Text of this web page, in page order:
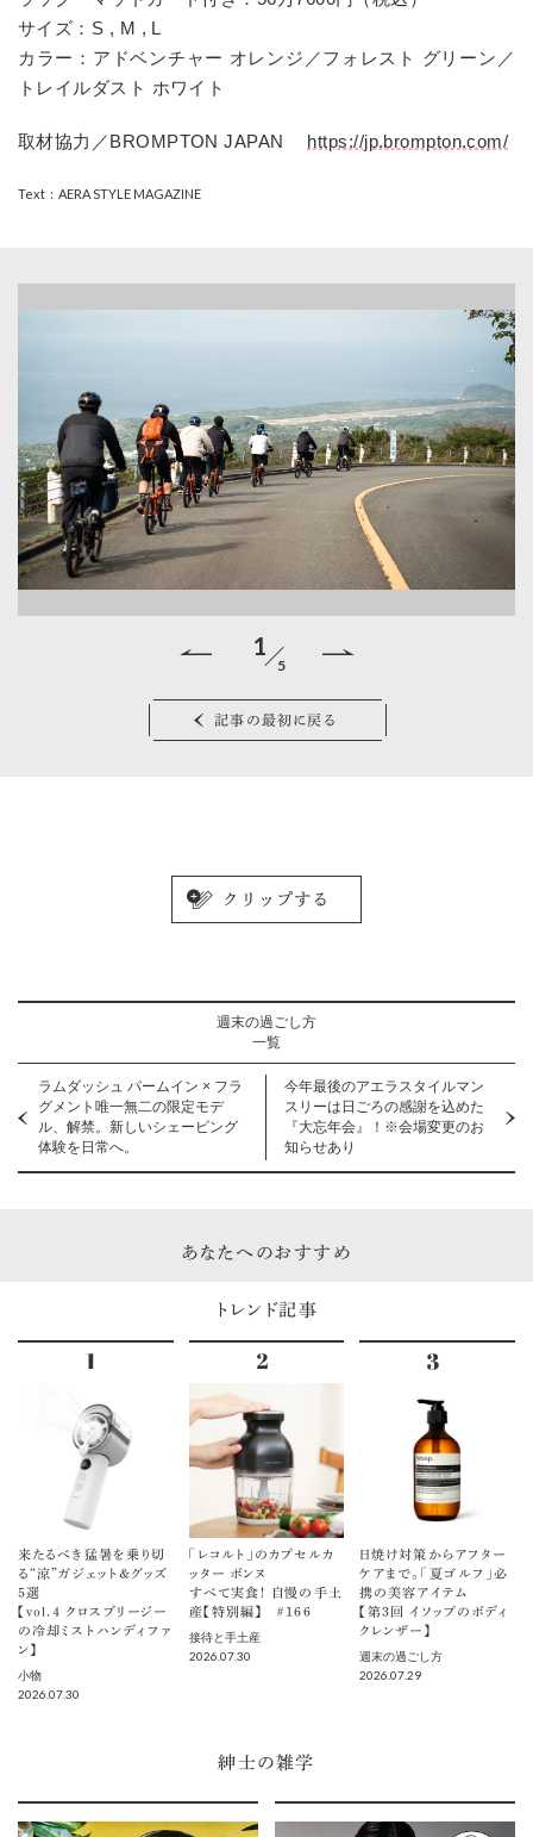
サイズ： S , M , L
カラー：アドベンチャー オレンジ／フォレスト グリーン／
トレイルダスト ホワイト
取材協力／BROMPTON JAPAN https://jp.brompton.com/
Text：AERA STYLE MAGAZINE
記事の最初に戻る
1
5
週末の過ごし方
一覧
ラムダッシュ パームイン × フラ
グメント唯一無二の限定モデ
ル、解禁。新しいシェービング
体験を日常へ。
今年最後のアエラスタイルマン
スリーは日ごろの感謝を込めた
『大忘年会』！※会場変更のお
知らせあり
あなたへのおすすめ
トレンド記事
来たるべき猛暑を乗り切
る“涼”ガジェット＆グッズ
5選
【vol.４ クロスブリージー
の冷却ミストハンディファ
ン】
小物
2026.07.30
「レコルト」のカプセルカ
ッター ボンヌ
すべて実食！ 自慢の手土
産【特別編】 ＃166
接待と手土産
2026.07.30
日焼け対策からアフター
ケアまで。「夏ゴルフ」必
携の美容アイテム
【第3回 イソップのボディ
クレンザー】
週末の過ごし方
2026.07.29
紳士の雑学